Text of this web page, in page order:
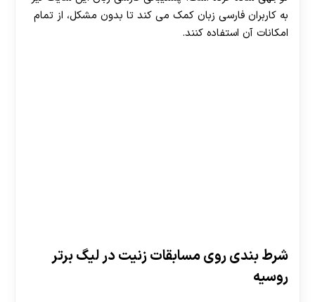
به کاربران فارسی زبان کمک می کند تا بدون مشکل، از تمام
امکانات آن استفاده کنند.
شرط بندی روی مسابقات زنیت در لیگ برتر
روسیه